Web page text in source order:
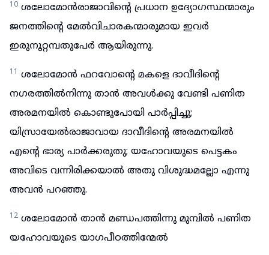
10 ശലോമോൻരാജാവിന്റെ പ്രധാന ഉദ്യോഗസ്ഥന്മാരും
ജനത്തിന്റെ മേൽവിചാരകന്മാരുമായ ഇവർ
ഇരുനൂറ്റമ്പതുപേർ ആയിരുന്നു.
11 ശലോമോൻ ഫറവോന്റെ മകളെ ദാവീദിന്റെ
നഗരത്തിൽനിന്നു താൻ അവൾക്കു വേണ്ടി പണിത
അരമനയിൽ കൊണ്ടുപോയി പാർപ്പിച്ചു;
യിസ്രായേൽരാജാവായ ദാവീദിന്റെ അരമനയിൽ
എന്റെ ഭാര്യ പാർക്കരുതു; യഹോവയുടെ പെട്ടകം
അവിടെ വന്നിരിക്കയാൽ അതു വിശുദ്ധമല്ലോ എന്നു
അവൻ പറഞ്ഞു.
12 ശലോമോൻ താൻ മണ്ഡപത്തിന്നു മുമ്പിൽ പണിത
യഹോവയുടെ യാഗപീഠത്തിന്മേൽ